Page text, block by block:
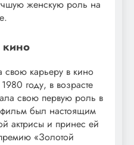
женскую роль на
свою карьеру в кино
году, в возрасте
свою первую роль в
был настоящим
актрисы и принес ей
«Золотой